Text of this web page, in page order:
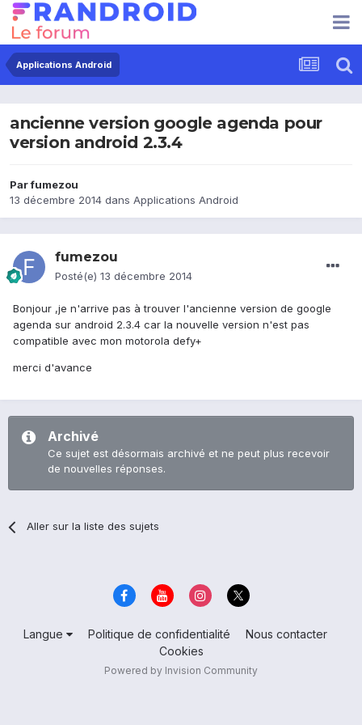
Applications Android
ancienne version google agenda pour
version android 2.3.4
Parfumezou
13 décembre 2014 dans Applications Android
fumezou
Posté(e) 13 décembre 2014
Bonjour ,je n'arrive pas à trouver l'ancienne version de google
agenda sur android 2.3.4 car la nouvelle version n'est pas
compatible avec mon motorola defy+
merci d'avance
Archivé
Ce sujet est désormais archivé et ne peut plus recevoir
de nouvelles réponses.
Aller sur la liste des sujets
Langue Politique de confidentialité
Nous contacter
Cookies
Powered by Invision Community